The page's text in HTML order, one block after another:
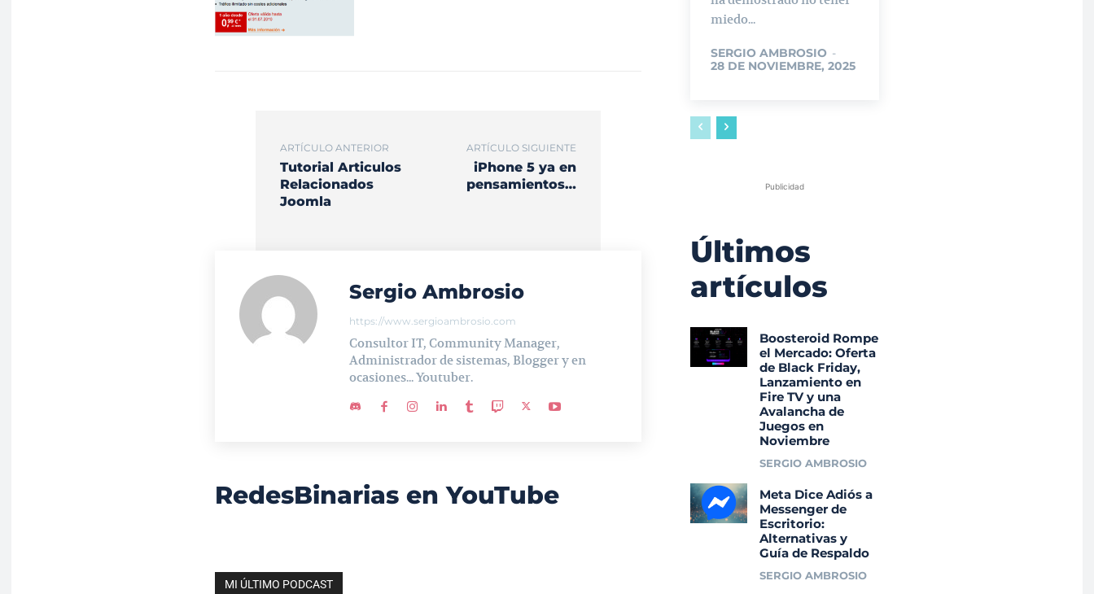
ARTÍCULO ANTERIOR
Tutorial Articulos
Relacionados
Joomla
ARTÍCULO SIGUIENTE
iPhone 5 ya en
pensamientos…
Sergio Ambrosio
https://www.sergioambrosio.com
Consultor IT, Community Manager,
Administrador de sistemas, Blogger y en
ocasiones... Youtuber.
RedesBinarias en YouTube
MI ÚLTIMO PODCAST
miedo...
SERGIO AMBROSIO -
28 DE NOVIEMBRE, 2025
Publicidad
Últimos
artículos
Boosteroid Rompe
el Mercado: Oferta
de Black Friday,
Lanzamiento en
Fire TV y una
Avalancha de
Juegos en
Noviembre
SERGIO AMBROSIO
Meta Dice Adiós a
Messenger de
Escritorio:
Alternativas y
Guía de Respaldo
SERGIO AMBROSIO